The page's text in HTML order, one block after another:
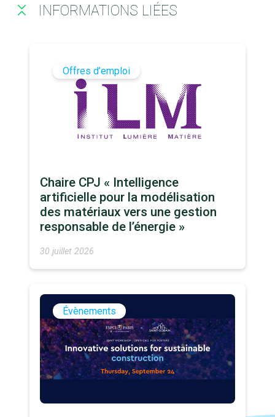
INFORMATIONS LIÉES
Offres d’emploi
Chaire CPJ « Intelligence
artificielle pour la modélisation
des matériaux vers une gestion
responsable de l’énergie »
30 juillet 2026
Évènements